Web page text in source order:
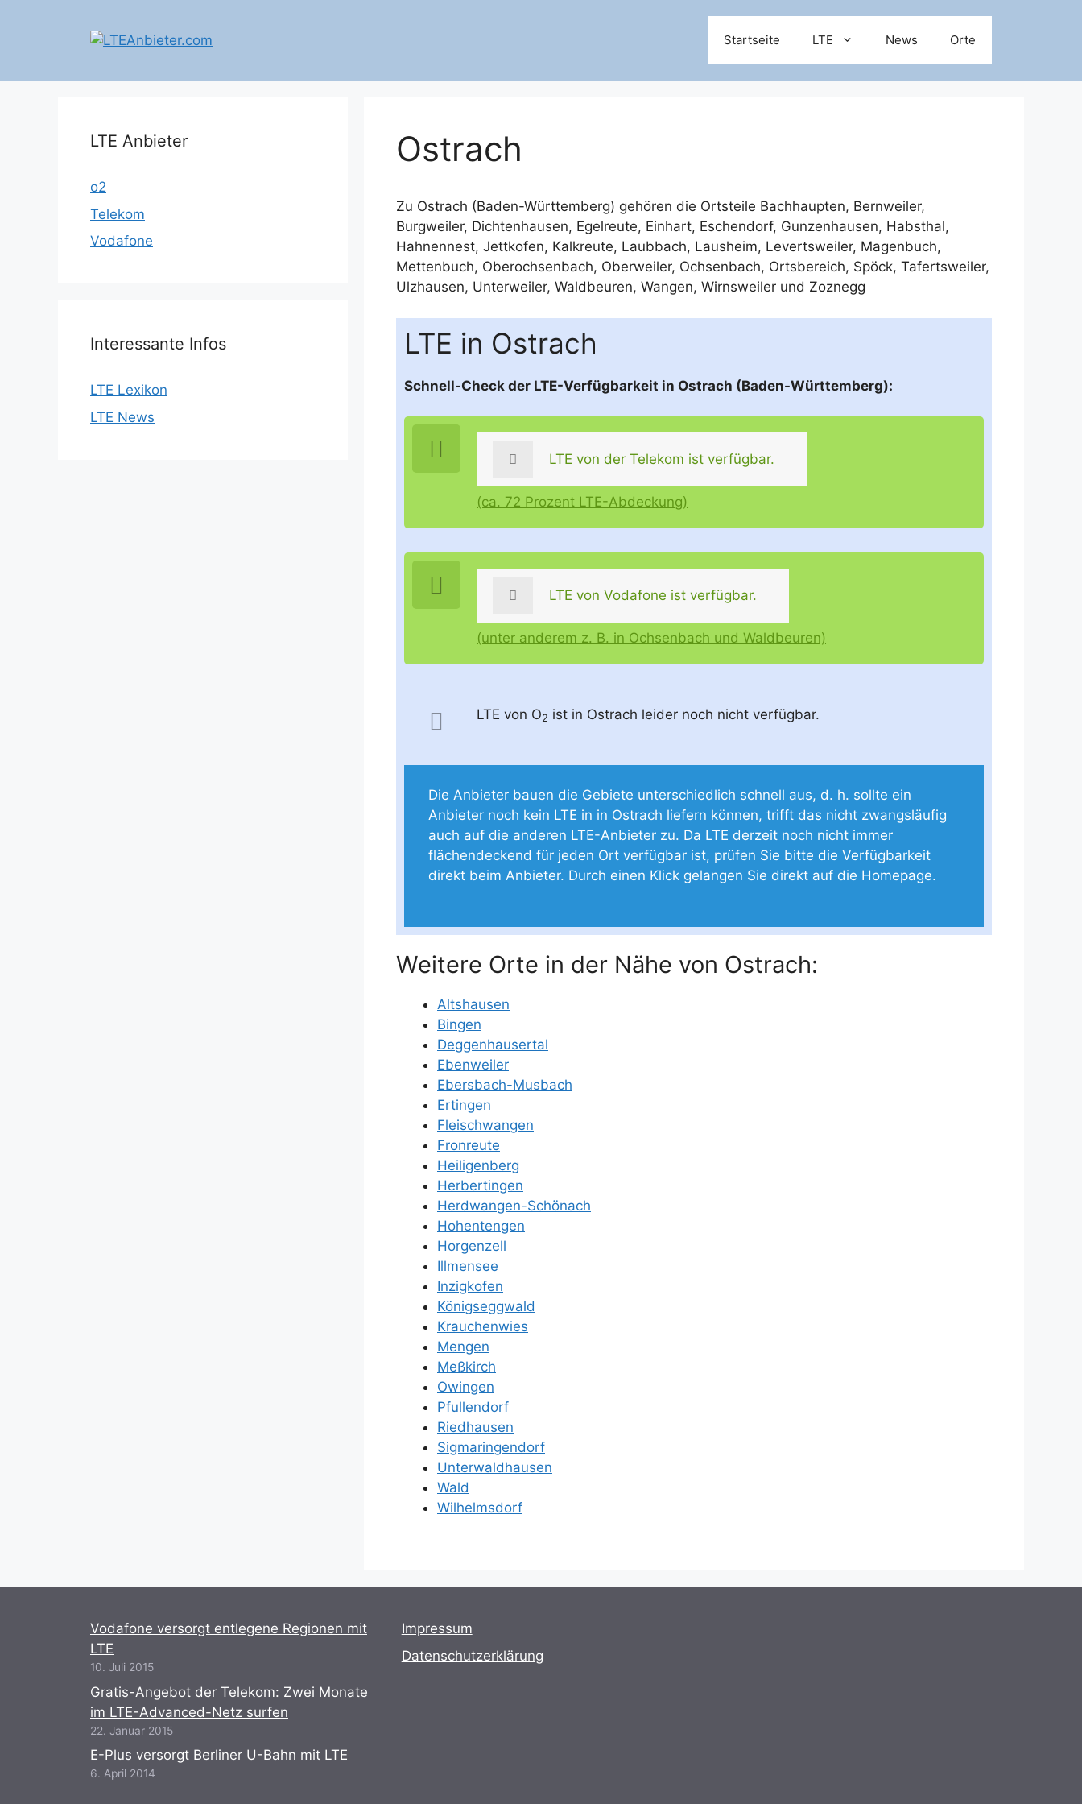
Startseite LTE News Orte
Ostrach
Zu Ostrach (Baden-Württemberg) gehören die Ortsteile Bachhaupten, Bernweiler,
Burgweiler, Dichtenhausen, Egelreute, Einhart, Eschendorf, Gunzenhausen, Habsthal,
Hahnennest, Jettkofen, Kalkreute, Laubbach, Lausheim, Levertsweiler, Magenbuch,
Mettenbuch, Oberochsenbach, Oberweiler, Ochsenbach, Ortsbereich, Spöck, Tafertsweiler,
Ulzhausen, Unterweiler, Waldbeuren, Wangen, Wirnsweiler und Zoznegg
LTE in Ostrach
Schnell-Check der LTE-Verfügbarkeit in Ostrach (Baden-Württemberg):
LTE von der Telekom ist verfügbar.
(ca. 72 Prozent LTE-Abdeckung)
LTE von Vodafone ist verfügbar.
(unter anderem z. B. in Ochsenbach und Waldbeuren)
LTE von O2 ist in Ostrach leider noch nicht verfügbar.
Die Anbieter bauen die Gebiete unterschiedlich schnell aus, d. h. sollte ein
Anbieter noch kein LTE in in Ostrach liefern können, trifft das nicht zwangsläufig
auch auf die anderen LTE-Anbieter zu. Da LTE derzeit noch nicht immer
flächendeckend für jeden Ort verfügbar ist, prüfen Sie bitte die Verfügbarkeit
direkt beim Anbieter. Durch einen Klick gelangen Sie direkt auf die Homepage.
Weitere Orte in der Nähe von Ostrach:
Altshausen
Bingen
Deggenhausertal
Ebenweiler
Ebersbach-Musbach
Ertingen
Fleischwangen
Fronreute
Heiligenberg
Herbertingen
Herdwangen-Schönach
Hohentengen
Horgenzell
Illmensee
Inzigkofen
Königseggwald
Krauchenwies
Mengen
Meßkirch
Owingen
Pfullendorf
Riedhausen
Sigmaringendorf
Unterwaldhausen
Wald
Wilhelmsdorf
LTE Anbieter
o2
Telekom
Vodafone
Interessante Infos
LTE Lexikon
LTE News
Vodafone versorgt entlegene Regionen mit
LTE
10. Juli 2015
Gratis-Angebot der Telekom: Zwei Monate
im LTE-Advanced-Netz surfen
22. Januar 2015
E-Plus versorgt Berliner U-Bahn mit LTE
6. April 2014
Impressum
Datenschutzerklärung